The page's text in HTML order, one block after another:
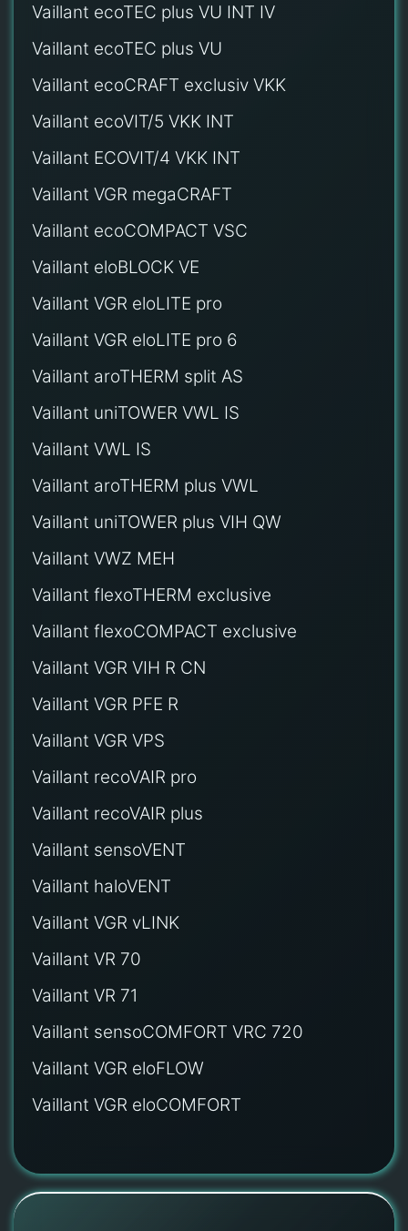
Vaillant ecoTEC plus VU INT IV
Vaillant ecoTEC plus VU
Vaillant ecoCRAFT exclusiv VKK
Vaillant ecoVIT/5 VKK INT
Vaillant ECOVIT/4 VKK INT
Vaillant VGR megaCRAFT
Vaillant ecoCOMPACT VSC
Vaillant eloBLOCK VE
Vaillant VGR eloLITE pro
Vaillant VGR eloLITE pro 6
Vaillant aroTHERM split AS
Vaillant uniTOWER VWL IS
Vaillant VWL IS
Vaillant aroTHERM plus VWL
Vaillant uniTOWER plus VIH QW
Vaillant VWZ MEH
Vaillant flexoTHERM exclusive
Vaillant flexoCOMPACT exclusive
Vaillant VGR VIH R CN
Vaillant VGR PFE R
Vaillant VGR VPS
Vaillant recoVAIR pro
Vaillant recoVAIR plus
Vaillant sensoVENT
Vaillant haloVENT
Vaillant VGR vLINK
Vaillant VR 70
Vaillant VR 71
Vaillant sensoCOMFORT VRC 720
Vaillant VGR eloFLOW
Vaillant VGR eloCOMFORT